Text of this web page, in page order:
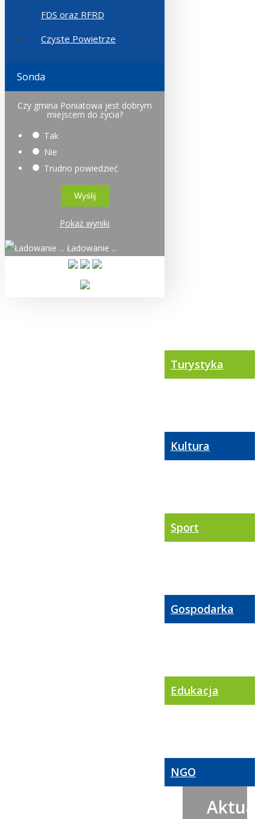
FDS oraz RFRD
Czyste Powietrze
Sonda
Czy gmina Poniatowa jest dobrym
miejscem do życia?
Tak
Nie
Trudno powiedzieć
Pokaż wyniki
Ładowanie ...
Turystyka
Kultura
Sport
Gospodarka
Edukacja
NGO